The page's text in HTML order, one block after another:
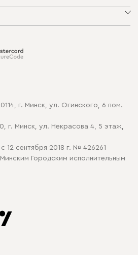
cookie
г. Минск, ул. Огинского, 6 пом.
г. Минск, ул. Некрасова 4, 5 этаж,
12 сентября 2018 г. № 426261
Городским исполнительным